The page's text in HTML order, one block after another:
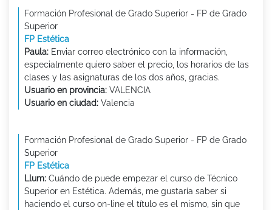
Formación Profesional de Grado Superior - FP de Grado
Superior
FP Estética
Paula: Enviar correo electrónico con la información,
especialmente quiero saber el precio, los horarios de las
clases y las asignaturas de los dos años, gracias.
Usuario en provincia: VALENCIA
Usuario en ciudad: Valencia
Formación Profesional de Grado Superior - FP de Grado
Superior
FP Estética
Llum: Cuándo de puede empezar el curso de Técnico
Superior en Estética. Además, me gustaría saber si
haciendo el curso on-line el título es el mismo, sin que